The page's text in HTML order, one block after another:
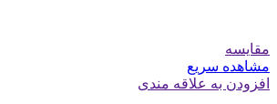
مقایسه
مشاهده سریع
افزودن به علاقه مندی